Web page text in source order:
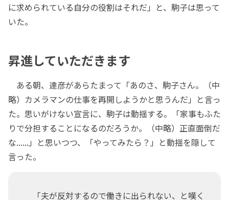
に求められている自分の役割はそれだ」と、駒子は思って
いた。
昇進していただきます
ある朝、達彦があらたまって「あのさ、駒子さん。（中
略）カメラマンの仕事を再開しようかと思うんだ」と言っ
た。思いがけない宣言に、駒子は動揺する。「家事もふた
りで分担することになるのだろうか。（中略）正直面倒だ
な......」と思いつつ、「やってみたら？」と動揺を隠して
言った。
「夫が反対するので働きに出られない、と嘆く